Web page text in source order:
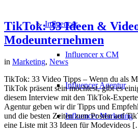
Influencer
Influencer x CM
Influencer Agentur
Influencer Marketing
TikTok: 33 Ideen &
Modeunternehmen
in Marketing, News
TikTok: 33 Video Tipps – Wenn du als
TikTok präsent sein möchtest, gibt es
diesem Interview mit den TikTok-
Agentur geben wir dir Tipps und
und die besten Zeiten zum Posten auf
eine Liste mit 33 Ideen für Modevideos